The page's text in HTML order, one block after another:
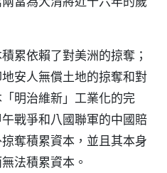
累依賴了對美洲的掠奪；
安人無償土地的掠奪和對
明治維新」工業化的完
戰爭和八國聯軍的中國賠
奪積累資本，並且其本身
法積累資本。